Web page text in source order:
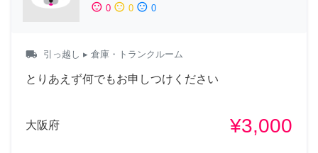
sentiment_satisfied 0 sentiment_neutral 0 sentiment_dissatisfied 0
local_shipping 引っ越し ▸ 倉庫・トランクルーム
とりあえず何でもお申しつけください
大阪府 ¥3,000